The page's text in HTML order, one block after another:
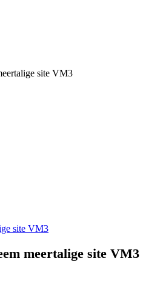
site VM3
site VM3
meertalige site VM3